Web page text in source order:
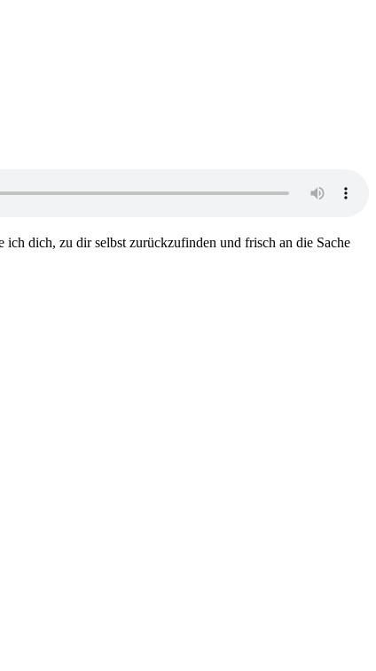
dich, zu dir selbst zurückzufinden und frisch an die Sache